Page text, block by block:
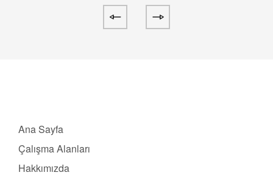
Ana Sayfa
Çalışma Alanları
Hakkımızda